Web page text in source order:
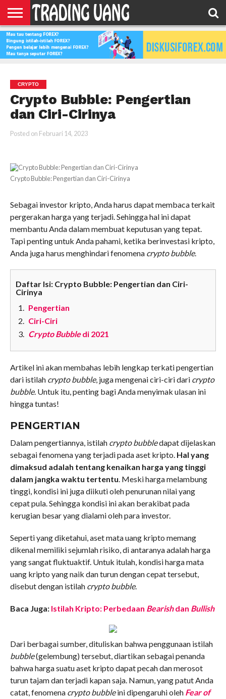
HOME
FEATURED
TRADING
MORE
CRYPTO
Crypto Bubble: Pengertian
dan Ciri-Cirinya
Posted on Februari 14, 2023
Crypto Bubble: Pengertian dan Ciri-Cirinya
Sebagai investor kripto, Anda harus dapat membaca terkait
pergerakan harga yang terjadi. Sehingga hal ini dapat
membantu Anda dalam membuat keputusan yang tepat.
Tapi penting untuk Anda pahami, ketika berinvestasi kripto,
Anda juga harus menghindari fenomena crypto bubble.
Daftar Isi: Crypto Bubble: Pengertian dan Ciri-
Cirinya
Pengertian
Ciri-Ciri
Crypto Bubbledi 2021
Artikel ini akan membahas lebih lengkap terkati pengertian
dari istilah crypto bubble, juga mengenai ciri-ciri dari crypto
bubble. Untuk itu, penting bagi Anda menyimak ulasan ini
hingga tuntas!
PENGERTIAN
Dalam pengertiannya, istilah crypto bubbledapat dijelaskan
sebagai fenomena yang terjadi pada aset kripto. Hal yang
dimaksud adalah tentang kenaikan harga yang tinggi
dalam jangka waktu tertentu. Meski harga melambung
tinggi, kondisi ini juga diikuti oleh penurunan nilai yang
cepat pula. Sehingga kondisi ini akan berakibat pada
kerugian besar yang dialami oleh para investor.
Seperti yang diketahui, aset mata uang kripto memang
dikenal memiliki sejumlah risiko, di antaranya adalah harga
yang sangat fluktuaktif. Untuk itulah, kondisi harga mata
uang kripto yang naik dan turun dengan cepat tersebut,
disebut dengan istilah crypto bubble.
Baca Juga: Istilah Kripto: Perbedaan Bearishdan Bullish
Dari berbagai sumber, dituliskan bahwa penggunaan istilah
bubble(gelembung) tersebut, diartikan sebagai penanda
bahwa harga suatu aset kripto dapat pecah dan merosot
turun tajam dan terjadi kapan saja. Namun, yang patut Anda
catat, fenomena crypto bubbleini dipengaruhi oleh Fear of